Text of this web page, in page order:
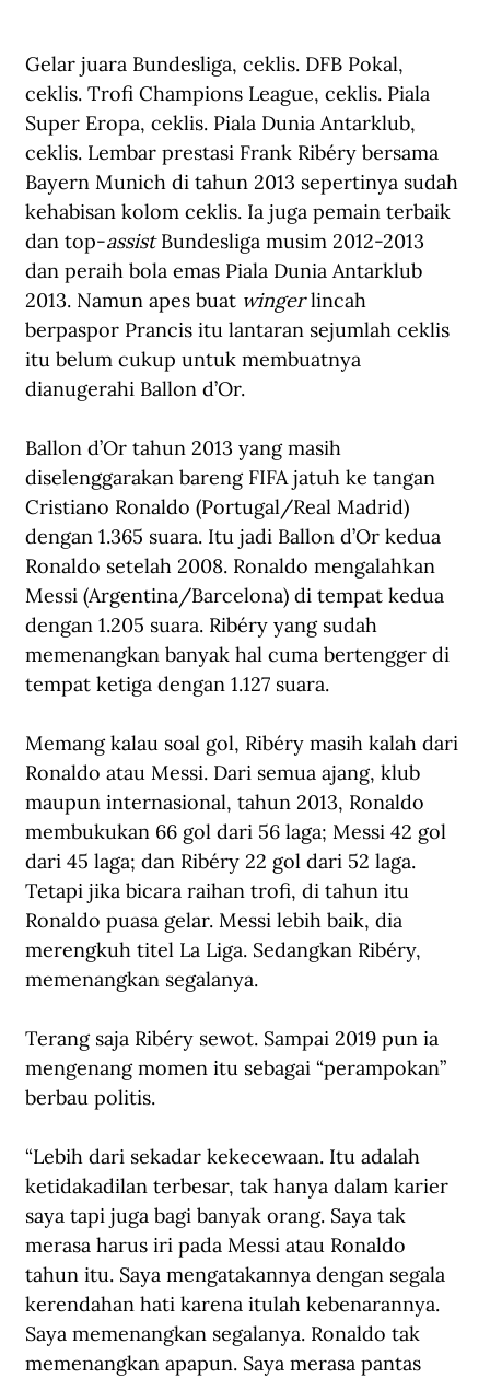
Gelar juara Bundesliga, ceklis. DFB Pokal,
ceklis. Trofi Champions League, ceklis. Piala
Super Eropa, ceklis. Piala Dunia Antarklub,
ceklis. Lembar prestasi Frank Ribéry bersama
Bayern Munich di tahun 2013 sepertinya sudah
kehabisan kolom ceklis. Ia juga pemain terbaik
dan top-assist Bundesliga musim 2012-2013
dan peraih bola emas Piala Dunia Antarklub
2013. Namun apes buat winger lincah
berpaspor Prancis itu lantaran sejumlah ceklis
itu belum cukup untuk membuatnya
dianugerahi Ballon d’Or.
Ballon d’Or tahun 2013 yang masih
diselenggarakan bareng FIFA jatuh ke tangan
Cristiano Ronaldo (Portugal/Real Madrid)
dengan 1.365 suara. Itu jadi Ballon d’Or kedua
Ronaldo setelah 2008. Ronaldo mengalahkan
Messi (Argentina/Barcelona) di tempat kedua
dengan 1.205 suara. Ribéry yang sudah
memenangkan banyak hal cuma bertengger di
tempat ketiga dengan 1.127 suara.
Memang kalau soal gol, Ribéry masih kalah dari
Ronaldo atau Messi. Dari semua ajang, klub
maupun internasional, tahun 2013, Ronaldo
membukukan 66 gol dari 56 laga; Messi 42 gol
dari 45 laga; dan Ribéry 22 gol dari 52 laga.
Tetapi jika bicara raihan trofi, di tahun itu
Ronaldo puasa gelar. Messi lebih baik, dia
merengkuh titel La Liga. Sedangkan Ribéry,
memenangkan segalanya.
Terang saja Ribéry sewot. Sampai 2019 pun ia
mengenang momen itu sebagai “perampokan”
berbau politis.
“Lebih dari sekadar kekecewaan. Itu adalah
ketidakadilan terbesar, tak hanya dalam karier
saya tapi juga bagi banyak orang. Saya tak
merasa harus iri pada Messi atau Ronaldo
tahun itu. Saya mengatakannya dengan segala
kerendahan hati karena itulah kebenarannya.
Saya memenangkan segalanya. Ronaldo tak
memenangkan apapun. Saya merasa pantas